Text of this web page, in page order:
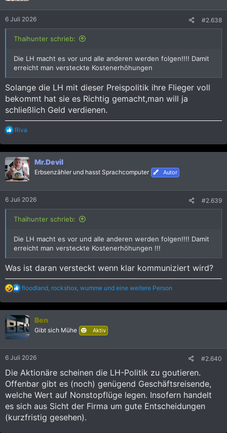
6 Juli 2026 #2.638
Thaihunter schrieb:
Die LH macht es vor und alle anderen werden folgen!!!! Damit
erreicht man versteckte Kostenerhöhungen
Solange die LH mit dieser Preispolitik ihre Flieger voll
bekommt hat sie es Richtig gemacht,man will ja
schließlich Geld verdienen.
R
a
k
t
i
o
n
:
Riva
Mr.Devil
Erbsenzähler und hasst Sprachcomputer Autor
6 Juli 2026 #2.639
Thaihunter schrieb:
Die LH macht es vor und alle anderen werden folgen!!!! Damit
erreicht man versteckte Kostenerhöhungen !!!
Was ist daran versteckt wenn klar kommuniziert wird?
R
a
k
t
i
o
n
:
floodland rockshox wumme und eine weitere Person
Ben
Gibt sich Mühe Aktiv
6 Juli 2026 #2.640
Die Aktionäre scheinen die LH-Politik zu goutieren.
Offenbar gibt es (noch) genügend Geschäftsreisende,
welche Wert auf Nonstopflüge legen. Insofern handelt
es sich aus Sicht der Firma um gute Entscheidungen
(kurzfristig gesehen).